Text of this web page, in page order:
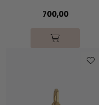
700,00